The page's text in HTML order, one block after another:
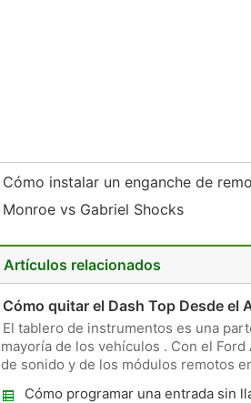
Cómo instalar un enganche de
Monroe vs Gabriel Shocks
Artículos relacionados
Cómo quitar el Dash Top Desde el
El tablero de instrumentos es una
mayoría de los vehículos . Con el
de sonido y de los módulos remotos
Cómo programar una entrada sin